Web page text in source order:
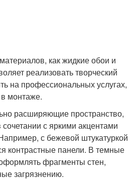
как жидкие обои и
реализовать творческий
на профессиональных услугах,
монтаже.
расширяющие пространство,
с яркими акцентами
с бежевой штукатуркой
контрастные панели. В темные
фрагменты стен,
загрязнению.